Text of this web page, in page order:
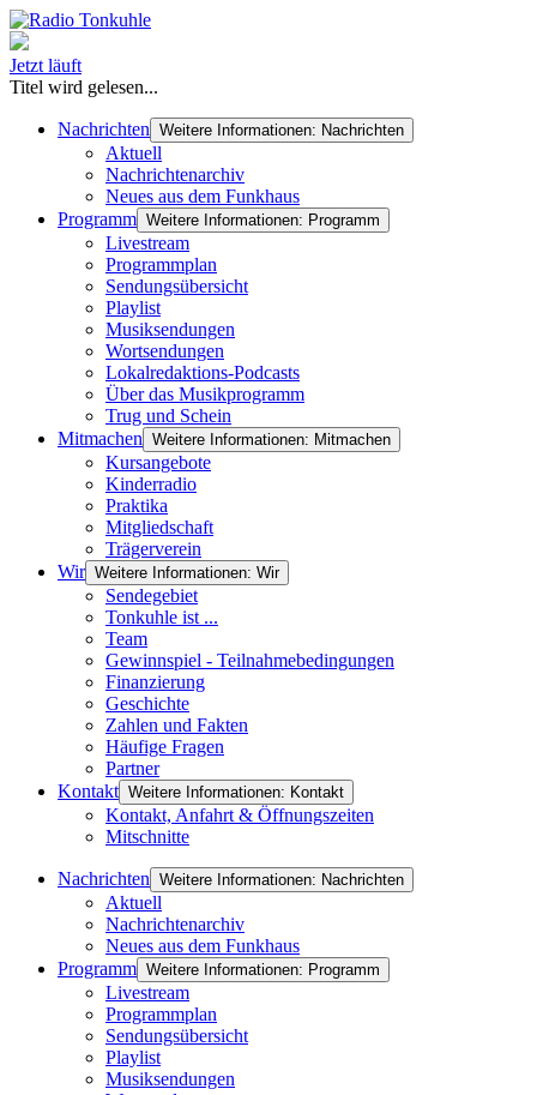
Jetzt läuft
Titel wird gelesen...
Nachrichten Weitere Informationen: Nachrichten
Aktuell
Nachrichtenarchiv
Neues aus dem Funkhaus
Programm Weitere Informationen: Programm
Livestream
Programmplan
Sendungsübersicht
Playlist
Musiksendungen
Wortsendungen
Lokalredaktions-Podcasts
Über das Musikprogramm
Trug und Schein
Mitmachen Weitere Informationen: Mitmachen
Kursangebote
Kinderradio
Praktika
Mitgliedschaft
Trägerverein
Wir Weitere Informationen: Wir
Sendegebiet
Tonkuhle ist ...
Team
Gewinnspiel - Teilnahmebedingungen
Finanzierung
Geschichte
Zahlen und Fakten
Häufige Fragen
Partner
Kontakt Weitere Informationen: Kontakt
Kontakt, Anfahrt & Öffnungszeiten
Mitschnitte
Nachrichten Weitere Informationen: Nachrichten
Aktuell
Nachrichtenarchiv
Neues aus dem Funkhaus
Programm Weitere Informationen: Programm
Livestream
Programmplan
Sendungsübersicht
Playlist
Musiksendungen